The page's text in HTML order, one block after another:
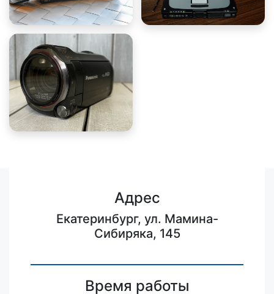
Адрес
Екатеринбург, ул. Мамина-
Сибиряка, 145
Время работы